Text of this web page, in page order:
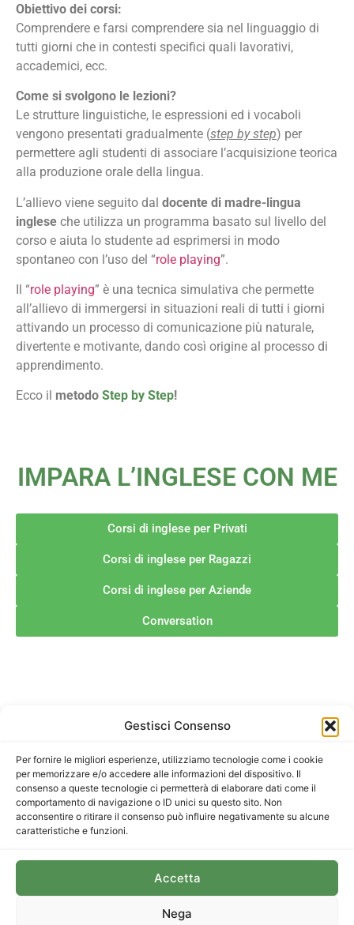
Gestisci Consenso
Per fornire le migliori esperienze, utilizziamo tecnologie come i cookie
per memorizzare e/o accedere alle informazioni del dispositivo. Il
consenso a queste tecnologie ci permetterà di elaborare dati come il
comportamento di navigazione o ID unici su questo sito. Non
acconsentire o ritirare il consenso può influire negativamente su alcune
caratteristiche e funzioni.
Accetta
Nega
Obiettivo dei corsi:
Comprendere e farsi comprendere sia nel linguaggio di
tutti giorni che in contesti specifici quali lavorativi,
accademici, ecc.
Come si svolgono le lezioni?
Le strutture linguistiche, le espressioni ed i vocaboli
vengono presentati gradualmente (step by step) per
permettere agli studenti di associare l’acquisizione teorica
alla produzione orale della lingua.
L’allievo viene seguito dal docente di madre-lingua
inglese che utilizza un programma basato sul livello del
corso e aiuta lo studente ad esprimersi in modo
spontaneo con l’uso del “role playing”.
Il “role playing” è una tecnica simulativa che permette
all’allievo di immergersi in situazioni reali di tutti i giorni
attivando un processo di comunicazione più naturale,
divertente e motivante, dando così origine al processo di
apprendimento.
Ecco il metodo Step by Step!
IMPARA L’INGLESE CON ME
Corsi di inglese per Privati
Corsi di inglese per Ragazzi
Corsi di inglese per Aziende
Conversation
3627
Email:
info@stepbystepenglish.it
Partita IVA: 13115170014
Cookie Policy
Disclaimer